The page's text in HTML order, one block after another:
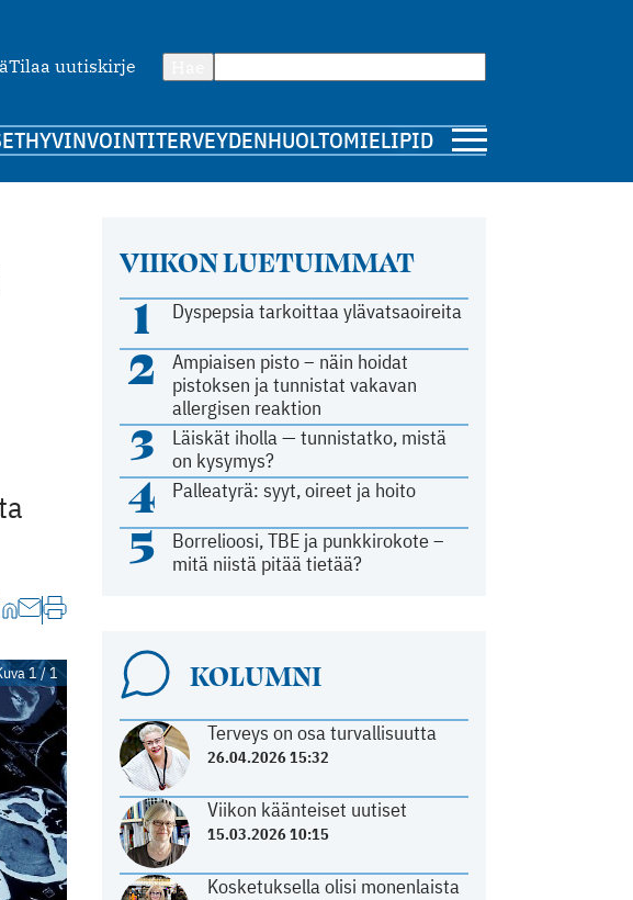
Tilaa uutiskirje
HYVINVOINTITERVEYDENHUOLTOMIELIPIDE
VIIKON LUETUIMMAT
1 Dyspepsia tarkoittaa ylävatsaoireita
2
Ampiaisen pisto – näin hoidat
pistoksen ja tunnistat vakavan
allergisen reaktion
3
Läiskät iholla — tunnistatko, mistä
on kysymys?
4 Palleatyrä: syyt, oireet ja hoito
5
Borrelioosi, TBE ja punkkirokote –
mitä niistä pitää tietää?
KOLUMNI
Terveys on osa turvallisuutta
26.04.2026 15:32
Viikon käänteiset uutiset
15.03.2026 10:15
Kosketuksella olisi monenlaista
1 / 1